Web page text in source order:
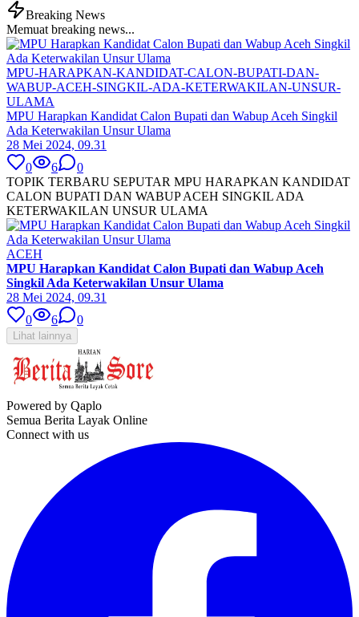
Breaking News
Memuat breaking news...
MPU-HARAPKAN-KANDIDAT-CALON-BUPATI-DAN-
WABUP-ACEH-SINGKIL-ADA-KETERWAKILAN-UNSUR-
ULAMA
MPU Harapkan Kandidat Calon Bupati dan Wabup Aceh Singkil
Ada Keterwakilan Unsur Ulama
28 Mei 2024, 09.31
0
6
0
TOPIK TERBARU SEPUTAR MPU HARAPKAN KANDIDAT
CALON BUPATI DAN WABUP ACEH SINGKIL ADA
KETERWAKILAN UNSUR ULAMA
ACEH
MPU Harapkan Kandidat Calon Bupati dan Wabup Aceh
Singkil Ada Keterwakilan Unsur Ulama
28 Mei 2024, 09.31
0
6 0
Lihat lainnya
Powered by Qaplo
Semua Berita Layak Online
Connect with us